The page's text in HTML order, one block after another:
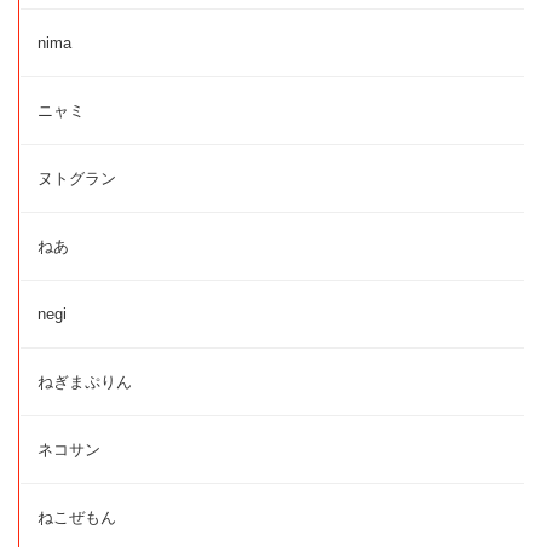
nima
ニャミ
ヌトグラン
ねあ
negi
ねぎまぷりん
ネコサン
ねこぜもん